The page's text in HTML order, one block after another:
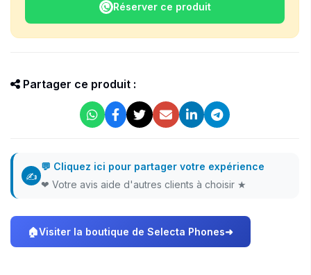
Réserver ce produit
Partager ce produit :
✍
💬 Cliquez ici pour partager votre expérience
❤ Votre avis aide d'autres clients à choisir ★
🏠Visiter la boutique de Selecta Phones➜